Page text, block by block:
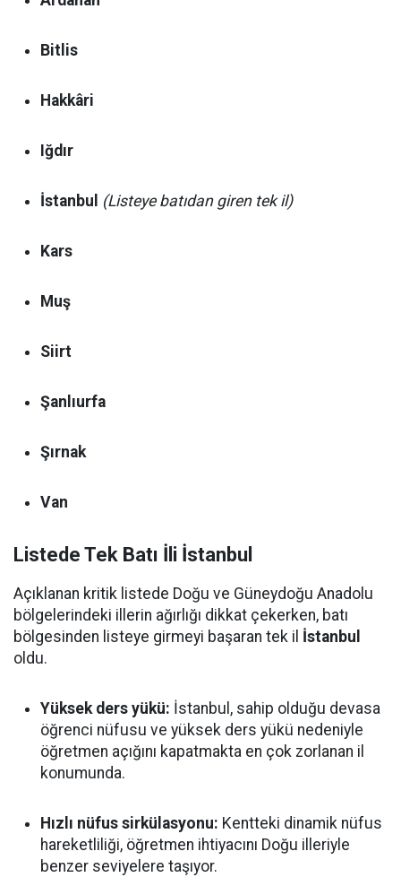
Bitlis
Hakkâri
Iğdır
İstanbul (Listeye batıdan giren tek il)
Kars
Muş
Siirt
Şanlıurfa
Şırnak
Van
Listede Tek Batı İli İstanbul
Açıklanan kritik listede Doğu ve Güneydoğu Anadolu
bölgelerindeki illerin ağırlığı dikkat çekerken, batı
bölgesinden listeye girmeyi başaran tek il İstanbul
oldu.
Yüksek ders yükü: İstanbul, sahip olduğu devasa
öğrenci nüfusu ve yüksek ders yükü nedeniyle
öğretmen açığını kapatmakta en çok zorlanan il
konumunda.
Hızlı nüfus sirkülasyonu: Kentteki dinamik nüfus
hareketliliği, öğretmen ihtiyacını Doğu illeriyle
benzer seviyelere taşıyor.